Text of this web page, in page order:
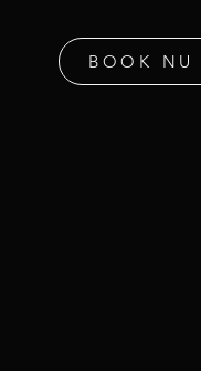
BOOK NU